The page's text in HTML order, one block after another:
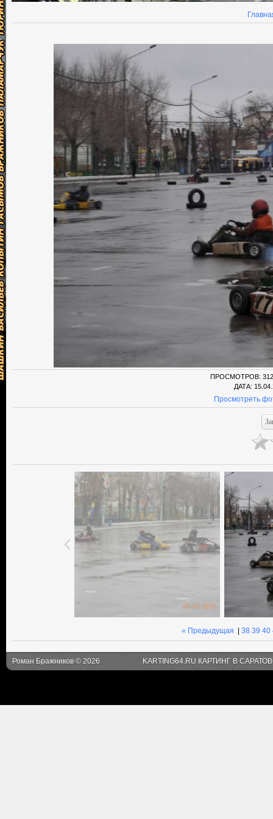
ПРОСМОТРОВ:
ДАТА:
Просмотреть
« Предыдущая 38 39 40
Роман Бражников © 2026 KARTING64.RU КАРТИНГ В